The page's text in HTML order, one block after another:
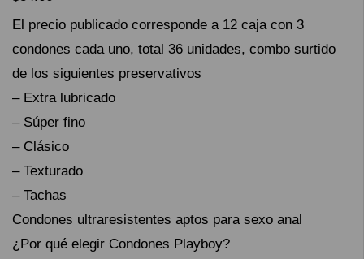
El precio publicado corresponde a 12 caja con 3
condones cada uno, total 36 unidades, combo surtido
de los siguientes preservativos
– Extra lubricado
– Súper fino
– Clásico
– Texturado
– Tachas
Condones ultraresistentes aptos para sexo anal
¿Por qué elegir Condones Playboy?